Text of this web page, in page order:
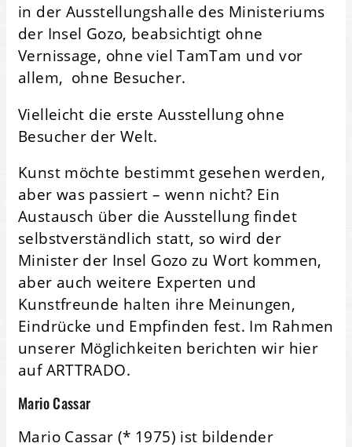
in der Ausstellungshalle des Ministeriums
der Insel Gozo, beabsichtigt ohne
Vernissage, ohne viel TamTam und vor
allem, ohne Besucher.
Vielleicht die erste Ausstellung ohne
Besucher der Welt.
Kunst möchte bestimmt gesehen werden,
aber was passiert – wenn nicht? Ein
Austausch über die Ausstellung findet
selbstverständlich statt, so wird der
Minister der Insel Gozo zu Wort kommen,
aber auch weitere Experten und
Kunstfreunde halten ihre Meinungen,
Eindrücke und Empfinden fest. Im Rahmen
unserer Möglichkeiten berichten wir hier
auf ARTTRADO.
Mario Cassar
Mario Cassar (* 1975) ist bildender